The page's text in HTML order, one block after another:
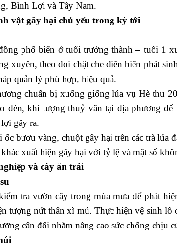
Bình Lợi và Tây Nam.
vật gây hại chủ yếu trong kỳ tới
phổ biến ở tuổi trưởng thành – tuổi 1
xuyên, theo dõi chặt chẽ diễn biến phát
quản lý phù hợp, hiệu quả.
chuẩn bị xuống giống lúa vụ Hè thu
đèn, khí tượng thuỷ văn tại địa phương
gây ra.
bươu vàng, chuột gây hại trên các trà lúa
xuất hiện gây hại với tỷ lệ và mật số
và cây ăn trái
tra vườn cây trong mùa mưa để phát
tượng nứt thân xì mủ. Thực hiện vệ sinh
cân đối nhằm nâng cao sức chống chịu